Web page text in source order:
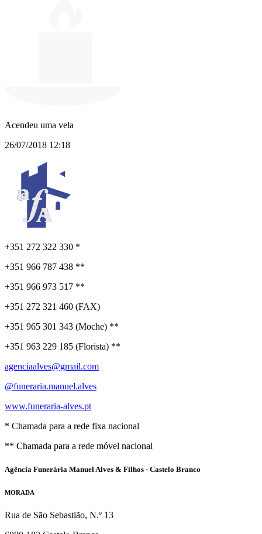
Acendeu uma vela
26/07/2018 12:18
+351 272 322 330 *
+351 966 787 438 **
+351 966 973 517 **
+351 272 321 460 (FAX)
+351 965 301 343 (Moche) **
+351 963 229 185 (Florista) **
agenciaalves@gmail.com
@funeraria.manuel.alves
www.funeraria-alves.pt
* Chamada para a rede fixa nacional
** Chamada para a rede móvel nacional
Agência Funerária Manuel Alves & Filhos - Castelo Branco
MORADA
Rua de São Sebastião, N.º 13